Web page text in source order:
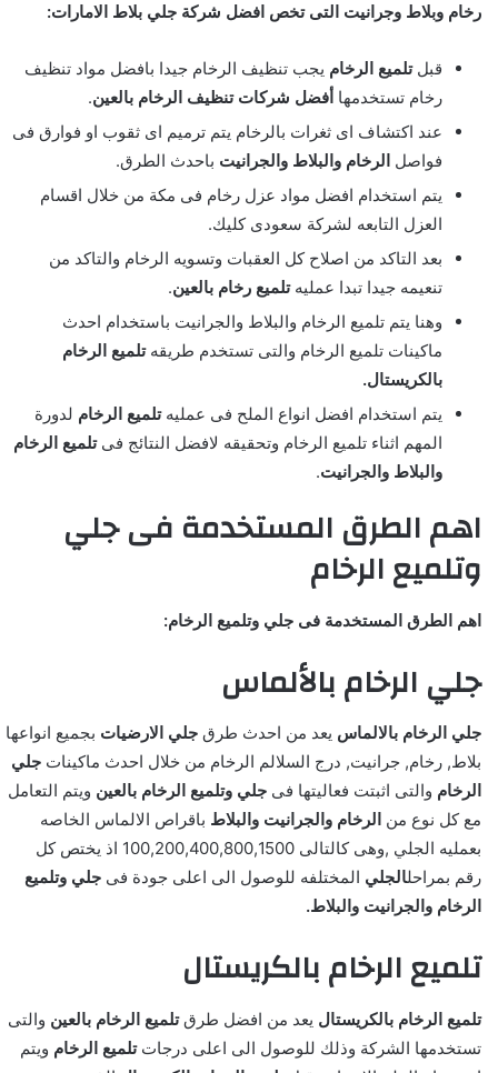
رخام وبلاط وجرانيت التى تخص افضل شركة جلي بلاط الامارات:
قبل تلميع الرخام يجب تنظيف الرخام جيدا بافضل مواد تنظيف
رخام تستخدمها أفضل شركات تنظيف الرخام بالعين.
عند اكتشاف اى ثغرات بالرخام يتم ترميم اى ثقوب او فوارق فى
فواصل الرخام والبلاط والجرانيت باحدث الطرق.
يتم استخدام افضل مواد عزل رخام فى مكة من خلال اقسام
العزل التابعه لشركة سعودى كليك.
بعد التاكد من اصلاح كل العقبات وتسويه الرخام والتاكد من
تنعيمه جيدا تبدا عمليهتلميع رخام بالعين.
وهنا يتم تلميع الرخام والبلاط والجرانيت باستخدام احدث
ماكينات تلميع الرخام والتى تستخدم طريقهتلميع الرخام
بالكريستال.
يتم استخدام افضل انواع الملح فى عمليهتلميع الرخام لدورة
المهم اثناء تلميع الرخام وتحقيقه لافضل النتائج فىتلميع الرخام
والبلاط والجرانيت.
اهم الطرق المستخدمة فى جلي
وتلميع الرخام
اهم الطرق المستخدمة فى جلي وتلميع الرخام:
جلي الرخام بالألماس
جلي الرخام بالالماس يعد من احدث طرق جلي الارضيات بجميع انواعها
بلاط, رخام, جرانيت, درج السلالم الرخام من خلال احدث ماكينات جلي
الرخام والتى اثبتت فعاليتها فى جلي وتلميع الرخام بالعين ويتم التعامل
مع كل نوع من الرخام والجرانيت والبلاط باقراص الالماس الخاصه
بعمليه الجلي ,وهى كالتالى 100,200,400,800,1500 اذ يختص كل
رقم بمراحلالجلي المختلفه للوصول الى اعلى جودة فى جلي وتلميع
الرخام والجرانيت والبلاط.
تلميع الرخام بالكريستال
تلميع الرخام بالكريستال يعد من افضل طرقتلميع الرخام بالعين والتى
تستخدمها الشركة وذلك للوصول الى اعلى درجاتتلميع الرخام ويتم